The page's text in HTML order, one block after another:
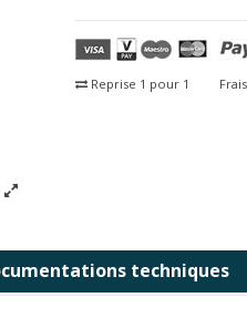
Reprise 1 pour 1 Frais
techniques